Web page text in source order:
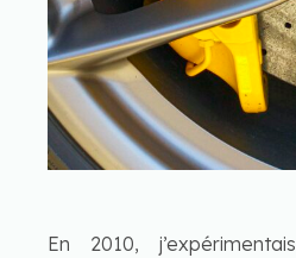
En 2010,